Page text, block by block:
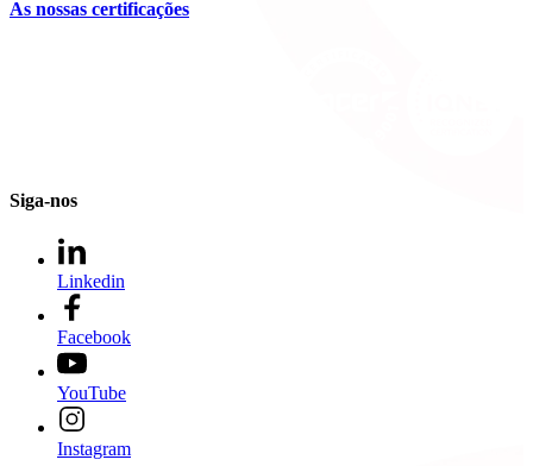
As nossas certificações
Siga-nos
Linkedin
Facebook
YouTube
Instagram